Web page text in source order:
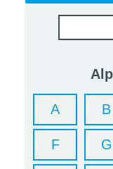
A B
F G